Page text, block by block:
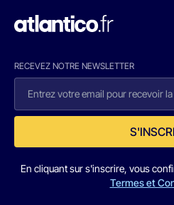
RECEVEZ NOTRE NEWSLETTER
En cliquant sur s'inscrire, vous
Termes et